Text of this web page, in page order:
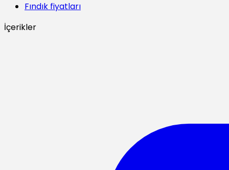
Fındık fiyatları
İçerikler